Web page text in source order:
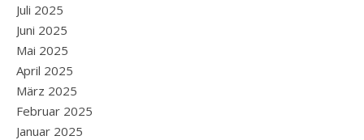
Juli 2025
Juni 2025
Mai 2025
April 2025
März 2025
Februar 2025
Januar 2025